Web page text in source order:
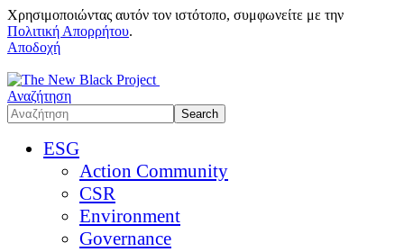
Χρησιμοποιώντας αυτόν τον ιστότοπο, συμφωνείτε με την
Πολιτική Απορρήτου.
Αποδοχή
Αναζήτηση
ESG
Action Community
CSR
Environment
Governance